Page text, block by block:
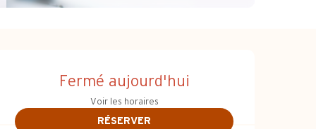
Ouverture et
Fermé aujourd'hui
Voir les horaires
RÉSERVER